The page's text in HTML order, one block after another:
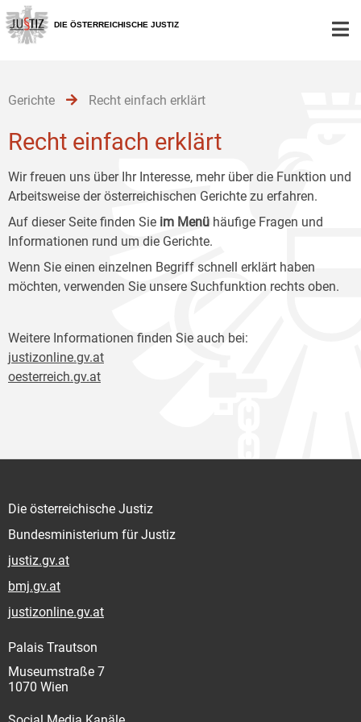
Zur
Hauptnavigation
[1]
Zum
Inhalt
[2]
Zum
Untermenü
[3]
DIE ÖSTERREICHISCHE JUSTIZ
Gerichte Recht einfach erklärt
Recht einfach erklärt
Wir freuen uns über Ihr Interesse, mehr über die Funktion und
Arbeitsweise der österreichischen Gerichte zu erfahren.
Auf dieser Seite finden Sie im Menü häufige Fragen und
Informationen rund um die Gerichte.
Wenn Sie einen einzelnen Begriff schnell erklärt haben
möchten, verwenden Sie unsere Suchfunktion rechts oben.
Weitere Informationen finden Sie auch bei:
justizonline.gv.at
oesterreich.gv.at
Die österreichische Justiz
Bundesministerium für Justiz
justiz.gv.at
bmj.gv.at
justizonline.gv.at
Palais Trautson
Museumstraße 7
1070 Wien